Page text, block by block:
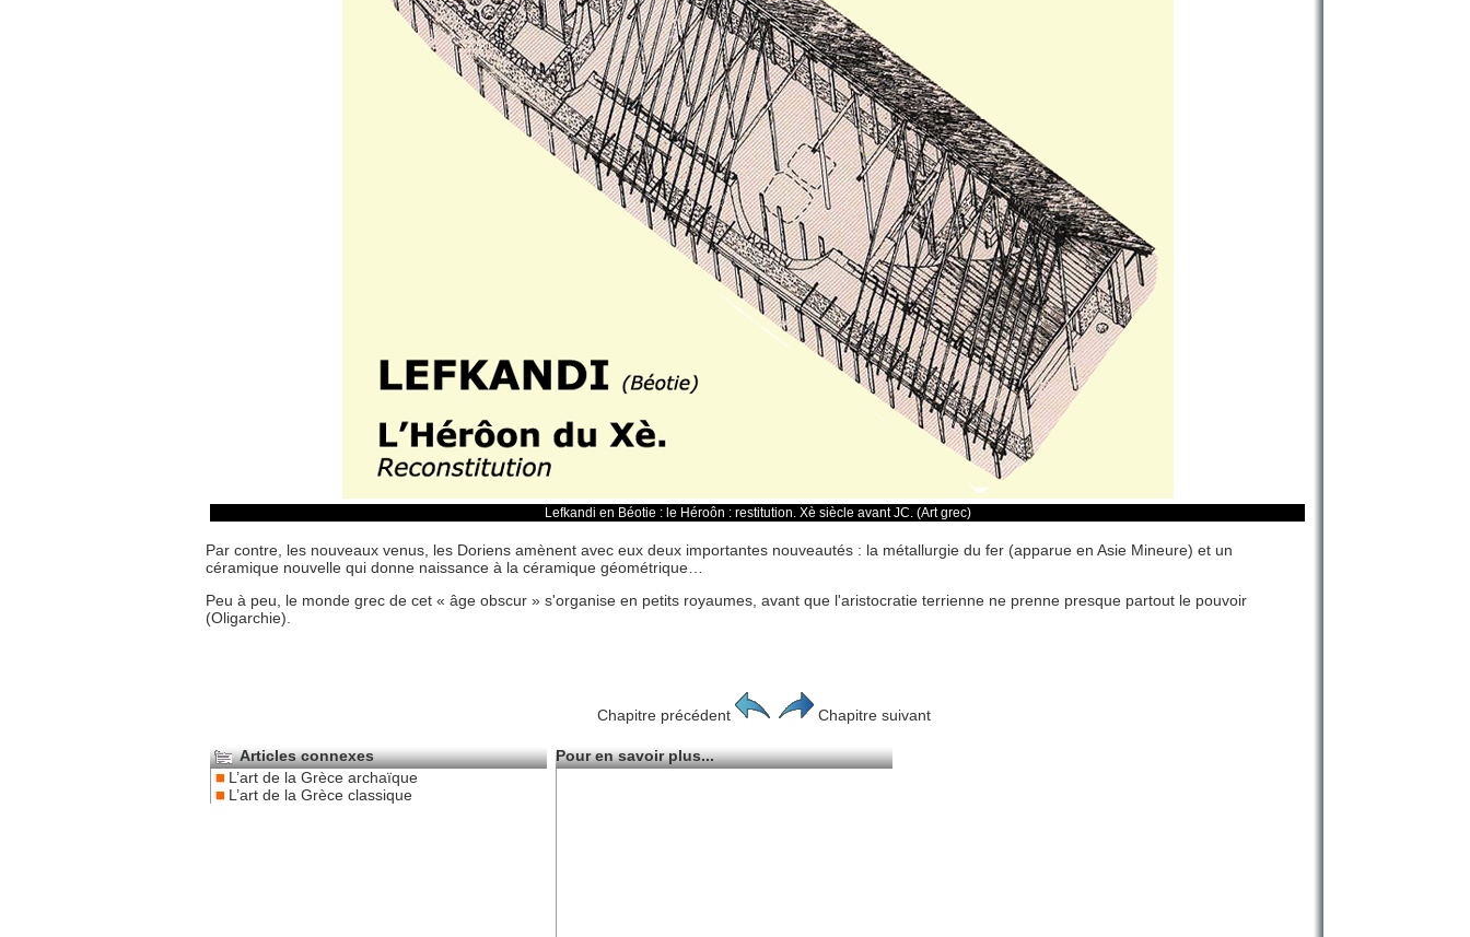
Lefkandi en Béotie : le Héroôn : restitution. Xè siècle avant JC. (Art grec)
Par contre, les nouveaux venus, les Doriens amènent avec eux deux importantes nouveautés : la métallurgie du fer (apparue en Asie Mineure) et un
céramique nouvelle qui donne naissance à la céramique géométrique…
Peu à peu, le monde grec de cet « âge obscur » s'organise en petits royaumes, avant que l'aristocratie terrienne ne prenne presque partout le pouvoir
(Oligarchie).
Chapitre précédent Chapitre suivant
Articles connexes
L’art de la Grèce archaïque
L’art de la Grèce classique
Pour en savoir plus...